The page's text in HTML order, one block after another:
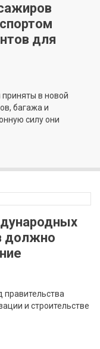
для
в новой
багажа и
силу они
должно
правительства
и строительстве